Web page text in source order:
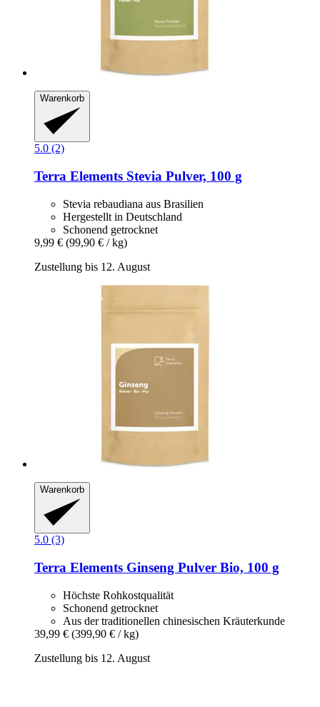
Warenkorb
5.0 (2)
Terra Elements Stevia Pulver, 100 g
Stevia rebaudiana aus Brasilien
Hergestellt in Deutschland
Schonend getrocknet
9,99 € (99,90 € / kg)
Zustellung bis 12. August
Warenkorb
5.0 (3)
Terra Elements Ginseng Pulver Bio, 100 g
Höchste Rohkostqualität
Schonend getrocknet
Aus der traditionellen chinesischen Kräuterkunde
39,99 € (399,90 € / kg)
Zustellung bis 12. August